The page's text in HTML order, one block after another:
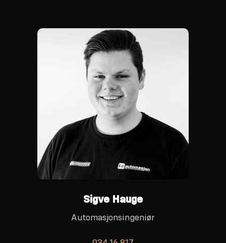
Sigve Hauge
Automasjonsingeniør